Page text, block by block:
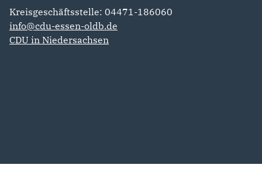
Kreisgeschäftsstelle: 04471-186060
info@cdu-essen-oldb.de
CDU in Niedersachsen